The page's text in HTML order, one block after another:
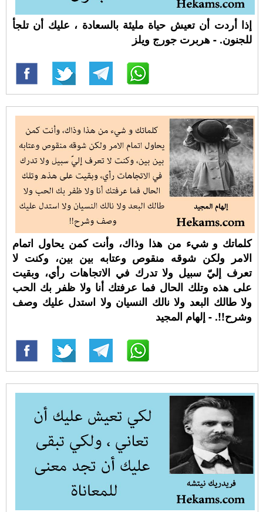
إذا أردت أن تعيش حياة مليئة بالسعادة ، عليك أن تلجأ
للجنون. - هربرت جورج ويلز
كلماتك و شيء من هذا وذاك، وأنت كمن يحاول اتمام
الامر ولكن شوقه منقوص وعتابه بين بين، وكنت لا
تعرف إليّ سبيل ولا تدرك في الاتجاهات رأي، وبقيت
على هذه وتلك الحال فما عرفتك أنا ولا ظفر بك الحب
ولا طالك البعد ولا نالك النسيان ولا استدل عليك وصف
وشرح!!. - إلهام المجيد